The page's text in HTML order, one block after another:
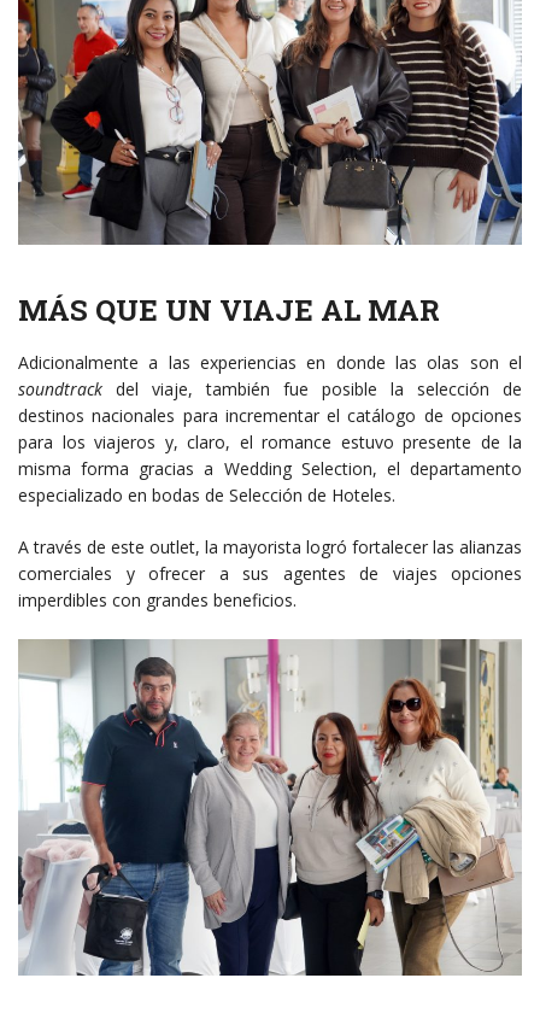
MÁS QUE UN VIAJE AL MAR
Adicionalmente a las experiencias en donde las olas son el
soundtrack del viaje, también fue posible la selección de
destinos nacionales para incrementar el catálogo de opciones
para los viajeros y, claro, el romance estuvo presente de la
misma forma gracias a Wedding Selection, el departamento
especializado en bodas de Selección de Hoteles.
A través de este outlet, la mayorista logró fortalecer las alianzas
comerciales y ofrecer a sus agentes de viajes opciones
imperdibles con grandes beneficios.